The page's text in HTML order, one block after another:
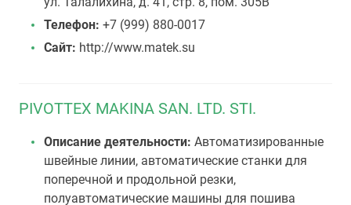
Телефон: +7 (999) 880-0017
Сайт: http://www.matek.su
PIVOTTEX MAKINA SAN. LTD. STI.
Описание деятельности: Автоматизированные
швейные линии, автоматические станки для
поперечной и продольной резки,
полуавтоматические машины для пошива